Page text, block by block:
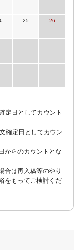
25 26
定日としてカウント
確定日としてカウン
からのカウントとな
合は再入稿等のやり
をもってご検討くだ